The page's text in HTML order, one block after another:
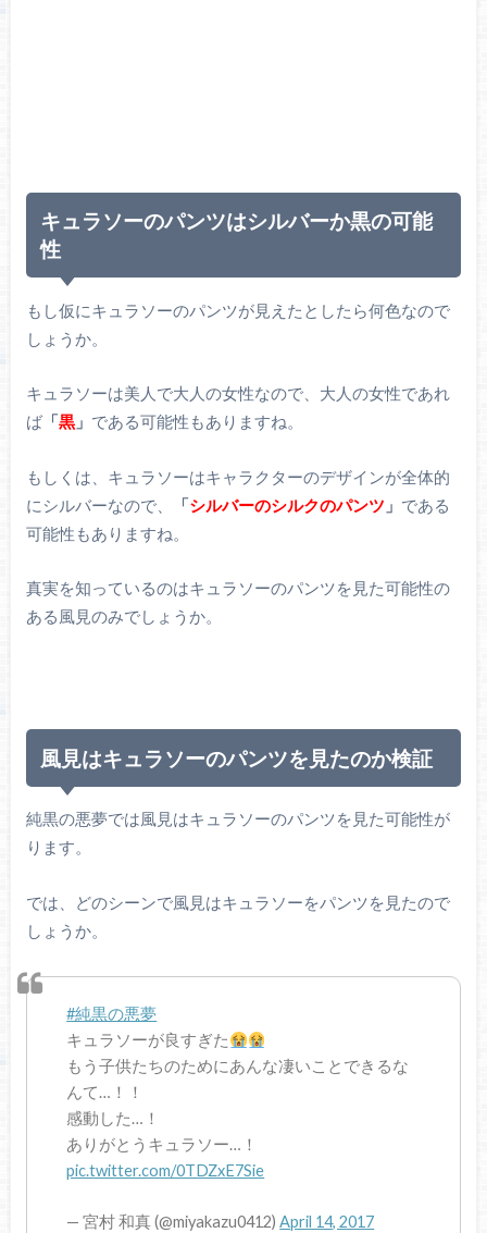
キュラソーのパンツはシルバーか黒の可能
性
もし仮にキュラソーのパンツが見えたとしたら何色なので
しょうか。
キュラソーは美人で大人の女性なので、大人の女性であれ
ば「黒」 である可能性もありますね。
もしくは、キュラソーはキャラクターのデザインが全体的
にシルバーなので、
「シルバーのシルクのパンツ 」 である
可能性もありますね。
真実を知っているのはキュラソーのパンツを見た可能性の
ある風見のみでしょうか。
風見はキュラソーのパンツを見たのか検証
純黒の悪夢では風見はキュラソーのパンツを見た可能性が
ります。
では、どのシーンで風見はキュラソーをパンツを見たので
しょうか。
#純黒の悪夢
キュラソーが良すぎた
もう子供たちのためにあんな凄いことできるな
んて…！！
感動した…！
ありがとうキュラソー…！
pic.twitter.com/0TDZxE7Sie
— 宮村 和真 (@miyakazu0412)April 14, 2017